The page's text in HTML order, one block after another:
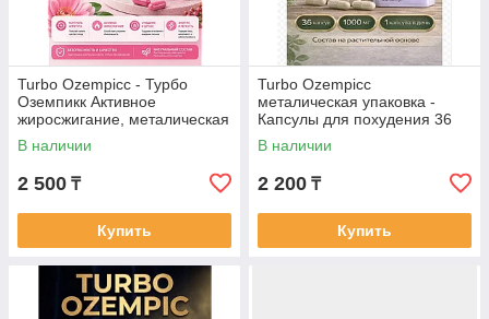
Turbo Ozempicc - Турбо
Оземпикк Активное
жиросжигание, металическая
коробка, капсулы для
похудения 40 капсул
В наличии
2 500 ₸
Купить
Turbo Ozempicc
металическая упаковка -
Капсулы для похудения 36
капсул
В наличии
2 200 ₸
Купить